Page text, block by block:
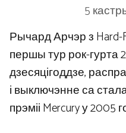
5
Рычард Арчэр з
першы тур рок-
дзесяцігоддзе,
і выключэнне са
прэміі Mercury у 2005